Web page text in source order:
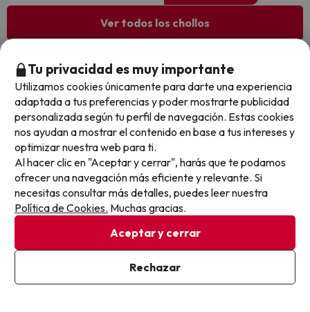
Ver todos los chollos
Otras iniciativas de éxito del grupo Viajes Para Ti S.L.U.
son Esquiades.com (la web líder de viajes a la nieve en
España) y Amimir.com, el buscador de hoteles con más
de 1.000.000 de alojamientos disponibles para
reservar y viajar por todo el mundo.
Tu privacidad es muy importante
Utilizamos cookies únicamente para darte una experiencia
adaptada a tus preferencias y poder mostrarte publicidad
personalizada según tu perfil de navegación. Estas cookies
nos ayudan a mostrar el contenido en base a tus intereses y
optimizar nuestra web para ti.
Al hacer clic en "Aceptar y cerrar", harás que te podamos
ofrecer una navegación más eficiente y relevante. Si
necesitas consultar más detalles, puedes leer nuestra
Política de Cookies. Muchas gracias.
Aceptar y cerrar
Rechazar